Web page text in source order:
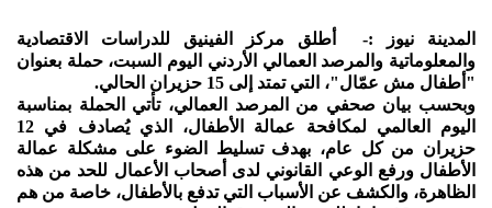
المدينة نيوز :- أطلق مركز الفينيق للدراسات الاقتصادية
والمعلوماتية والمرصد العمالي الأردني اليوم السبت، حملة بعنوان
"أطفال مش عمّال"، التي تمتد إلى 15 حزيران الحالي.
وبحسب بيان صحفي من المرصد العمالي، تأتي الحملة بمناسبة
اليوم العالمي لمكافحة عمالة الأطفال، الذي يُصادف في 12
حزيران من كل عام، بهدف تسليط الضوء على مشكلة عمالة
الأطفال ورفع الوعي القانوني لدى أصحاب الأعمال للحد من هذه
الظاهرة، والكشف عن الأسباب التي تدفع بالأطفال، خاصة من هم